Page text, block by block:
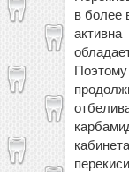
в более